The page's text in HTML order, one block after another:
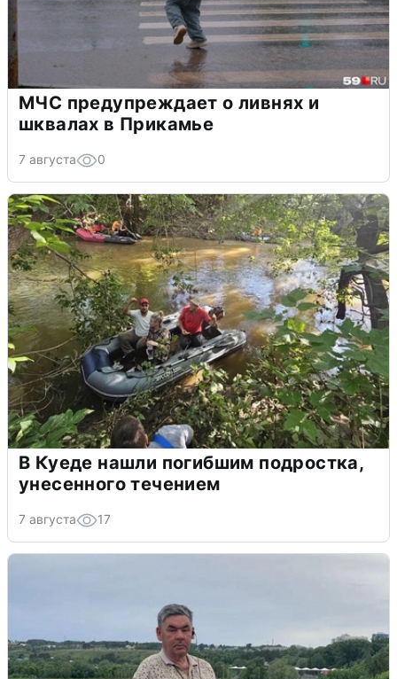
МЧС предупреждает о ливнях и
шквалах в Прикамье
7 августа 0
В Куеде нашли погибшим подростка,
унесенного течением
7 августа 17